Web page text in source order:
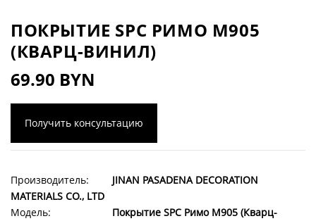
ПОКРЫТИЕ SPC РИМО M905
(КВАРЦ-ВИНИЛ)
69.90 BYN
Получить консультацию
Производитель:
JINAN PASADENA DECORATION
MATERIALS CO., LTD
Модель:
Покрытие SPC Римо M905 (Кварц-